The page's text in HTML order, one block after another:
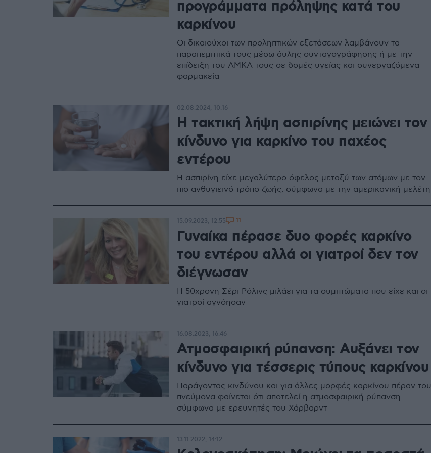
προγράμματα πρόληψης κατά του
καρκίνου
Οι δικαιούχοι των προληπτικών εξετάσεων λαμβάνουν τα
παραπεμπτικά τους μέσω άυλης συνταγογράφησης ή με την
επίδειξη του ΑΜΚΑ τους σε δομές υγείας και συνεργαζόμενα
φαρμακεία
Η τακτική λήψη ασπιρίνης μειώνει τον
κίνδυνο για καρκίνο του παχέος
εντέρου
Η ασπιρίνη είχε μεγαλύτερο όφελος μεταξύ των ατόμων με τον
πιο ανθυγιεινό τρόπο ζωής, σύμφωνα με την αμερικανική μελέτη
02.08.2024, 10:16
Γυναίκα πέρασε δυο φορές καρκίνο
του εντέρου αλλά οι γιατροί δεν τον
διέγνωσαν
Η 50χρονη Σέρι Ρόλινς μιλάει για τα συμπτώματα που είχε και οι
γιατροί αγνόησαν
15.09.2023, 12:55 11
Ατμοσφαιρική ρύπανση: Αυξάνει τον
κίνδυνο για τέσσερις τύπους καρκίνου
Παράγοντας κινδύνου και για άλλες μορφές καρκίνου πέραν του
πνεύμονα φαίνεται ότι αποτελεί η ατμοσφαιρική ρύπανση
σύμφωνα με ερευνητές του Χάρβαρντ
16.08.2023, 16:46
13.11.2022, 14:12